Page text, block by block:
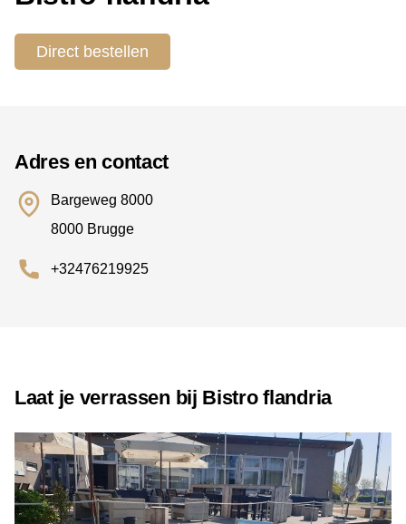
Direct bestellen
Adres en contact
Bargeweg 8000
8000 Brugge
+32476219925
Laat je verrassen bij Bistro flandria